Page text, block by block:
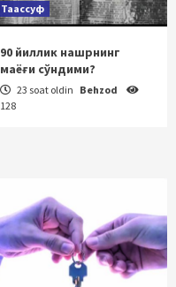
Таассуф
90 йиллик нашрнинг
маёғи сўндими?
23 soat oldin Behzod
128